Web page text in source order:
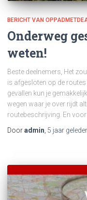
BERICHT VAN
Onderweg
weten!
Beste deelnemers, Het
is afgesloten op de routes
gevallen kun je
wegen waar je over rijdt
routebeschrijving. En voor
Dooradmin 5 jaar